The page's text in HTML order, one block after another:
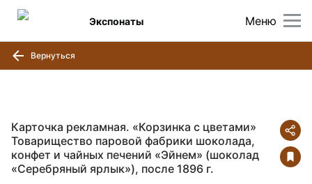
Меню
Экспонаты
Вернуться
Карточка рекламная. «Корзинка с цветами»
Товарищество паровой фабрики шоколада,
конфет и чайных печений «Эйнем» (шоколад
«Серебряный ярлык»), после 1896 г.